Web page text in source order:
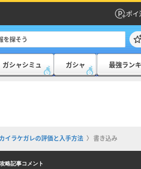
ポイ
ガシャシミュ ガシャ 最強ラン
イラケガレの評価と入手方法 書き込み
略記事コメント